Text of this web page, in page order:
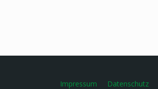
Impressum Datenschutz